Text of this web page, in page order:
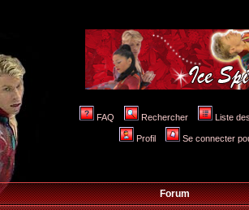
FAQ Rechercher Liste
Profil Se connecter
Forum